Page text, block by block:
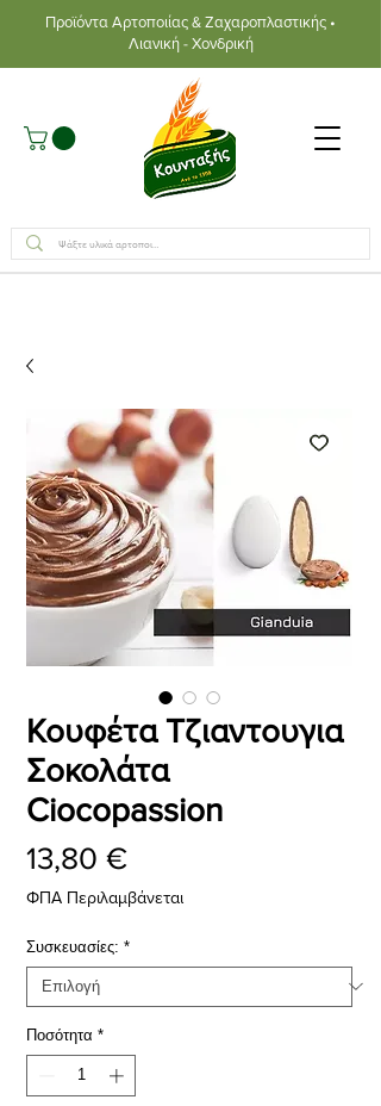
Προϊόντα Αρτοποιίας & Ζαχαροπλαστικής •
Λιανική - Χονδρική
Κουφέτα Τζιαντουγια
Σοκολάτα
Ciocopassion
13,80 €Τιμή
ΦΠΑ Περιλαμβάνεται
Συσκευασίες: *
Ποσότητα *